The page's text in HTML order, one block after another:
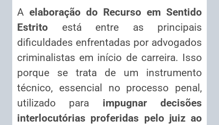
A elaboração do Recurso em Sentido
Estrito está entre as principais
dificuldades enfrentadas por advogados
criminalistas em início de carreira. Isso
porque se trata de um instrumento
técnico, essencial no processo penal,
utilizado para impugnar decisões
interlocutórias proferidas pelo juiz ao